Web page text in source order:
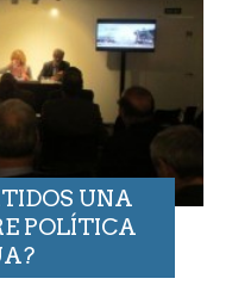
UNA
POLÍTICA